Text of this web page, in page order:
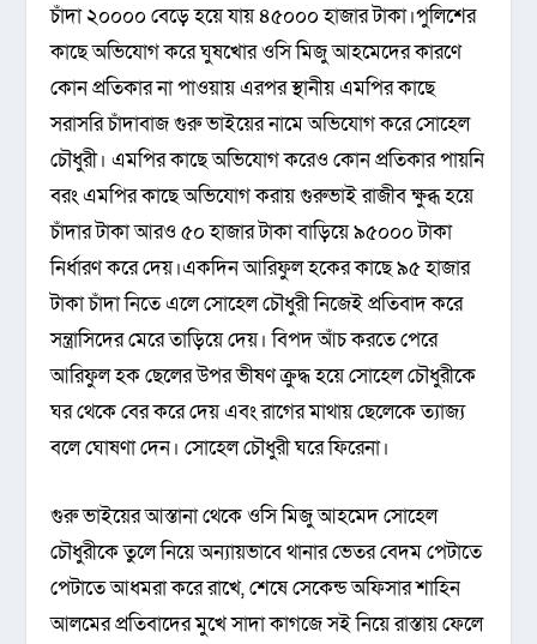
চাঁদা ২০০০০ বেড়ে হয়ে যায় ৪৫০০০ হাজার টাকা।পুলিশের
কাছে অভিযোগ করে ঘুষখোর ওসি মিজু আহমেদের কারণে
কোন প্রতিকার না পাওয়ায় এরপর স্থানীয় এমপির কাছে
সরাসরি চাঁদাবাজ গুরু ভাইয়ের নামে অভিযোগ করে সোহেল
চৌধুরী। এমপির কাছে অভিযোগ করেও কোন প্রতিকার পায়নি
বরং এমপির কাছে অভিযোগ করায় গুরুভাই রাজীব ক্ষুব্ধ হয়ে
চাঁদার টাকা আরও ৫০ হাজার টাকা বাড়িয়ে ৯৫০০০ টাকা
নির্ধারণ করে দেয়।একদিন আরিফুল হকের কাছে ৯৫ হাজার
টাকা চাঁদা নিতে এলে সোহেল চৌধুরী নিজেই প্রতিবাদ করে
সন্ত্রাসিদের মেরে তাড়িয়ে দেয়। বিপদ আঁচ করতে পেরে
আরিফুল হক ছেলের উপর ভীষণ ক্রুদ্ধ হয়ে সোহেল চৌধুরীকে
ঘর থেকে বের করে দেয় এবং রাগের মাথায় ছেলেকে ত্যাজ্য
বলে ঘোষণা দেন। সোহেল চৌধুরী ঘরে ফিরেনা।
গুরু ভাইয়ের আস্তানা থেকে ওসি মিজু আহমেদ সোহেল
চৌধুরীকে তুলে নিয়ে অন্যায়ভাবে থানার ভেতর বেদম পেটাতে
পেটাতে আধমরা করে রাখে, শেষে সেকেন্ড অফিসার শাহিন
আলমের প্রতিবাদের মুখে সাদা কাগজে সই নিয়ে রাস্তায় ফেলে